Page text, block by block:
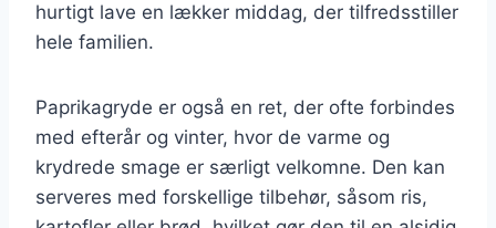
hurtigt lave en lækker middag, der tilfredsstiller
hele familien.
Paprikagryde er også en ret, der ofte forbindes
med efterår og vinter, hvor de varme og
krydrede smage er særligt velkomne. Den kan
serveres med forskellige tilbehør, såsom ris,